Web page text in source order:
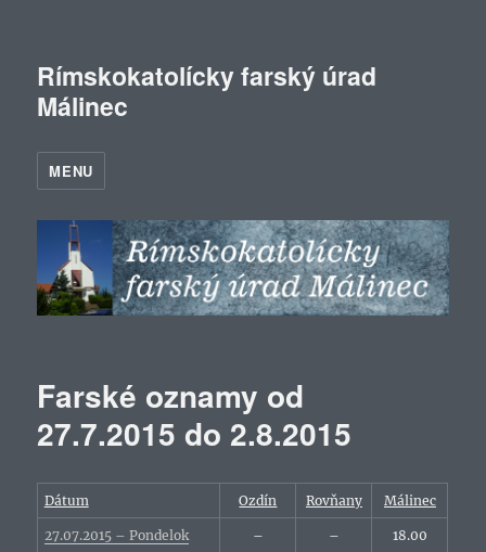
Rímskokatolícky farský úrad
Málinec
MENU
Farské oznamy od
27.7.2015 do 2.8.2015
Dátum Ozdín Rovňany Málinec
27.07.2015 – Pondelok – – 18.00